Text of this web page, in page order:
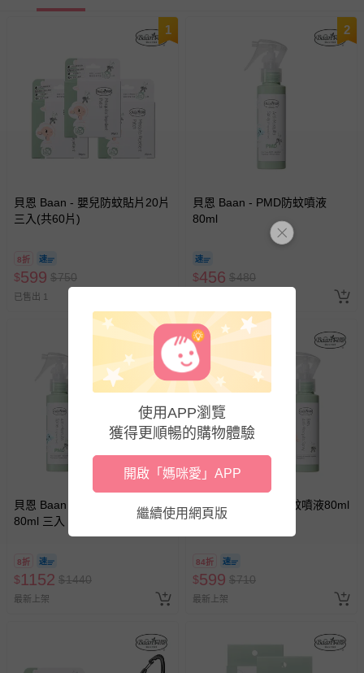
1
貝恩 Baan - 嬰兒防蚊貼片20片
三入(共60片)
8折
$599 $750
已售出 1
2
貝恩 Baan - PMD防蚊噴液
80ml
$456 $480
貝恩 Baan - PMD防蚊噴液
80ml 三入
8折
$1152 $1440
最新上架
貝恩 Baan - 嬰兒防蚊噴液80ml
三入
84折
$599 $710
最新上架
使用APP瀏覽
獲得更順暢的購物體驗
開啟「媽咪愛」APP
繼續使用網頁版